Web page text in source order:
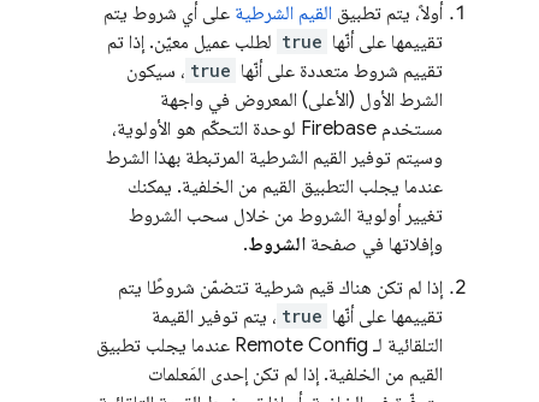
أولاً، يتم تطبيق القيم الشرطية على أي شروط يتم
تقييمها على أنّها true لطلب عميل معيّن. إذا تم
تقييم شروط متعددة على أنّها true ، سيكون
الشرط الأول (الأعلى) المعروض في واجهة
مستخدم Firebase لوحدة التحكّم هو الأولوية،
وسيتم توفير القيم الشرطية المرتبطة بهذا الشرط
عندما يجلب التطبيق القيم من الخلفية. يمكنك
تغيير أولوية الشروط من خلال سحب الشروط
وإفلاتها في صفحة الشروط.
إذا لم تكن هناك قيم شرطية تتضمّن شروطًا يتم
تقييمها على أنّها true ، يتم توفير القيمة
التلقائية لـ Remote Config عندما يجلب تطبيق
القيم من الخلفية. إذا لم تكن إحدى المَعلمات